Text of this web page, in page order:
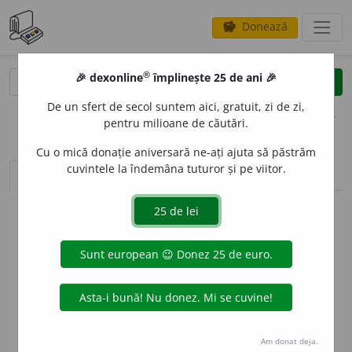
savings Donează
clear
opțiuni
sinteza definițiilor (1) definiții (12) declinări
info
Aceste definiții sunt compilate de
echipa dexonline. Definițiile
originale se află pe filadefiniții.
preferințe
🎉 dexonline® împlinește 25 de ani 🎉
De un sfert de secol suntem aici, gratuit, zi de zi,
pentru milioane de căutări.
Cu o mică donație aniversară ne-ați ajuta să păstrăm
cuvintele la îndemâna tuturor și pe viitor.
Am donat deja.